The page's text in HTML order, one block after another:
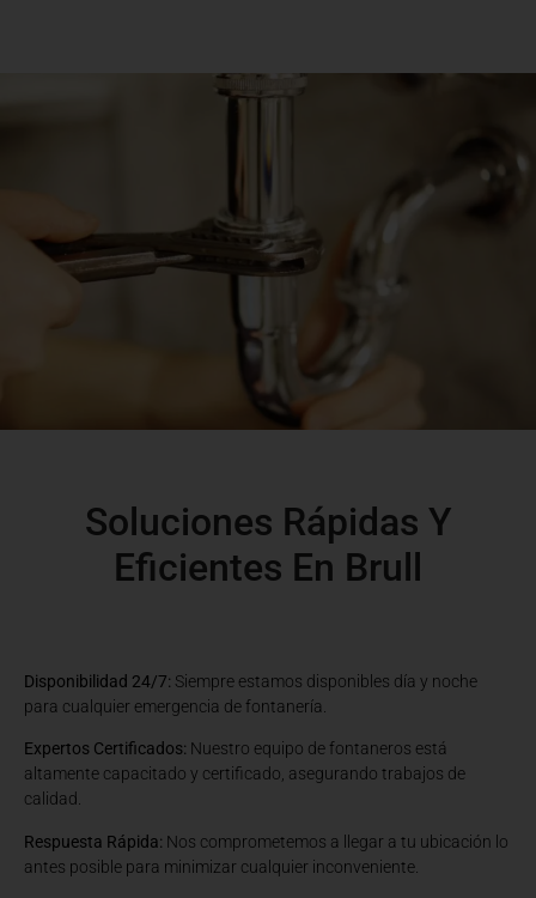
Soluciones Rápidas Y
Eficientes En Brull
Disponibilidad 24/7: Siempre estamos disponibles día y noche
para cualquier emergencia de fontanería.
Expertos Certificados: Nuestro equipo de fontaneros está
altamente capacitado y certificado, asegurando trabajos de
calidad.
Respuesta Rápida: Nos comprometemos a llegar a tu ubicación lo
antes posible para minimizar cualquier inconveniente.